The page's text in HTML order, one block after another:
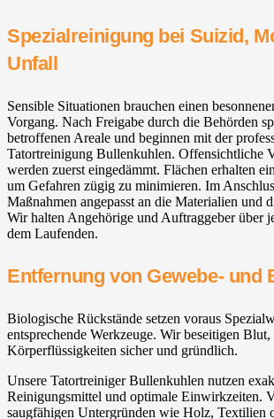
Spezialreinigung bei Suizid,
Unfall
Sensible Situationen brauchen einen
Vorgang. Nach Freigabe durch die Behörden
betroffenen Areale und beginnen mit der
Tatortreinigung Bullenkuhlen. Offensichtliche
werden zuerst eingedämmt. Flächen erhalten
um Gefahren zügig zu minimieren. Im
Maßnahmen angepasst an die Materialien und
Wir halten Angehörige und Auftraggeber über
dem Laufenden.
Entfernung von Gewebe- und
Biologische Rückstände setzen voraus
entsprechende Werkzeuge. Wir beseitigen
Körperflüssigkeiten sicher und gründlich.
Unsere Tatortreiniger Bullenkuhlen nutzen
Reinigungsmittel und optimale Einwirkzeiten.
saugfähigen Untergründen wie Holz, Textilien